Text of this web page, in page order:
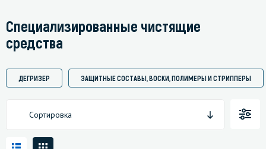
Специализированные чистящие
средства
ДЕГРИЗЕР ЗАЩИТНЫЕ СОСТАВЫ, ВОСКИ, ПОЛИМЕРЫ И СТРИППЕРЫ
Сортировка